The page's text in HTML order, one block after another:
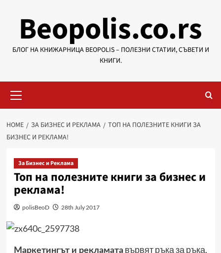
contentBeopolis.co.rs
БЛОГ НА КНИЖАРНИЦА BEOPOLIS – ПОЛЕЗНИ СТАТИИ, СЪВЕТИ И
КНИГИ.
Menu
HOME ЗА БИЗНЕС И РЕКЛАМА
ТОП НА ПОЛЕЗНИТЕ КНИГИ ЗА
БИЗНЕС И РЕКЛАМА!
За Бизнес и Реклама
Топ на полезните книги за бизнес и
реклама!
polisBeoD 28th July 2017
Маркетингът и рекламатавървят ръка за ръка,